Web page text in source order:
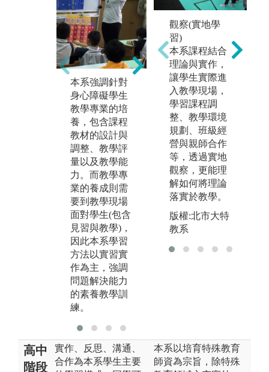
本系強調針對
身心障礙學生
教學專業的培
養，包含課程
教材的設計與
調整、教學評
量以及教學能
力。而教學專
業的養成則需
要到教學現場
面對學生(包含
見習與教學)，
因此本系學習
方法以實習實
作為主，強調
問題解決能力
的素養教學訓
練。
為培養學生思
辨和批判之精
神以及表達能
力(因為一個老
師需有良好表
達能力)，本系
教學有諸多專
題小組討論與
報告。
觀察(實地學
習)
本系課程結合
理論與實作，
讓學生實際進
入教學現場，
學習課程調
整、教學環境
規劃、班級經
營與親師合作
等，透過實地
觀察，更能理
解如何將理論
落實於教學。
版權:北市大特
教系
高中
階段
實作、反思、溝通、
合作為本系學生主要
本系以培育特殊教育
師資為宗旨，除特殊